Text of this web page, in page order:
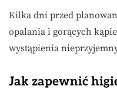
Kilka dni przed
opalania i gorących
wystąpienia
Jak zapewnić